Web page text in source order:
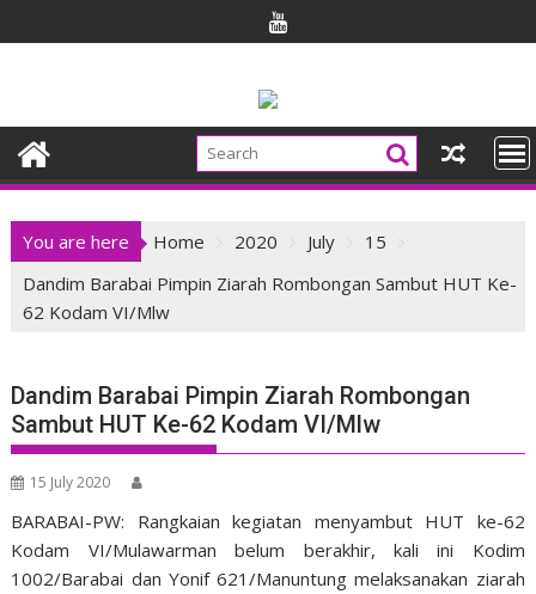
to
You are here Home 2020 July
15
Dandim Barabai Pimpin Ziarah Rombongan Sambut HUT Ke-
62 Kodam VI/Mlw
Dandim Barabai Pimpin Ziarah Rombongan
Sambut HUT Ke-62 Kodam VI/Mlw
15 July 2020
BARABAI-PW: Rangkaian kegiatan menyambut HUT ke-62
Kodam VI/Mulawarman belum berakhir, kali ini Kodim
1002/Barabai dan Yonif 621/Manuntung melaksanakan ziarah